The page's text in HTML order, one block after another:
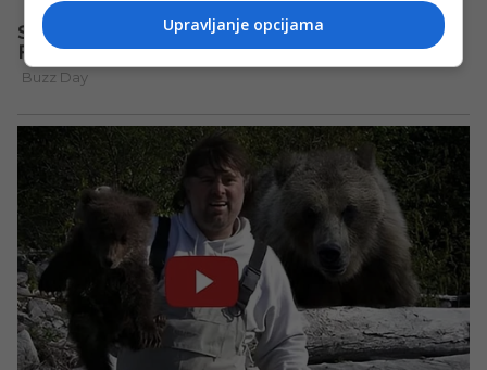
Upravljanje opcijama